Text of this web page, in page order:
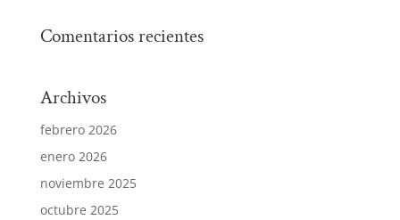
Comentarios recientes
Archivos
febrero 2026
enero 2026
noviembre 2025
octubre 2025